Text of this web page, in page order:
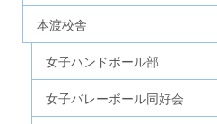
本渡校舎
女子ハンドボール部
女子バレーボール同好会